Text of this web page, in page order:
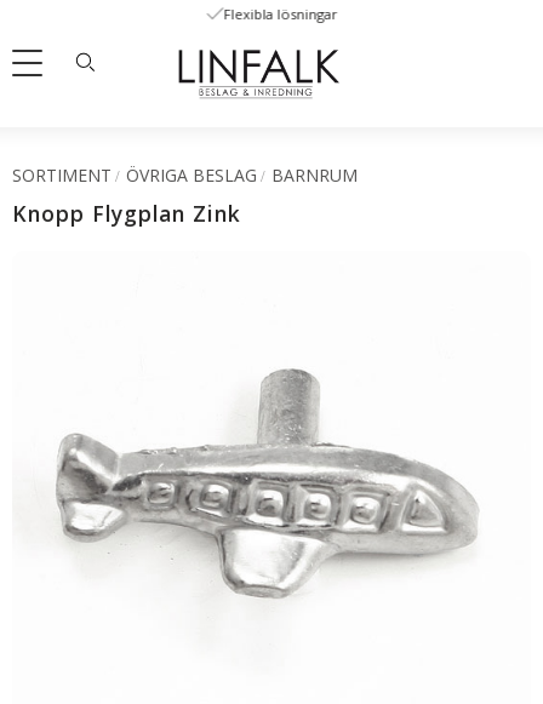
Meny
Flexibla lösningar
SORTIMENT ÖVRIGA BESLAG BARNRUM
Knopp Flygplan Zink